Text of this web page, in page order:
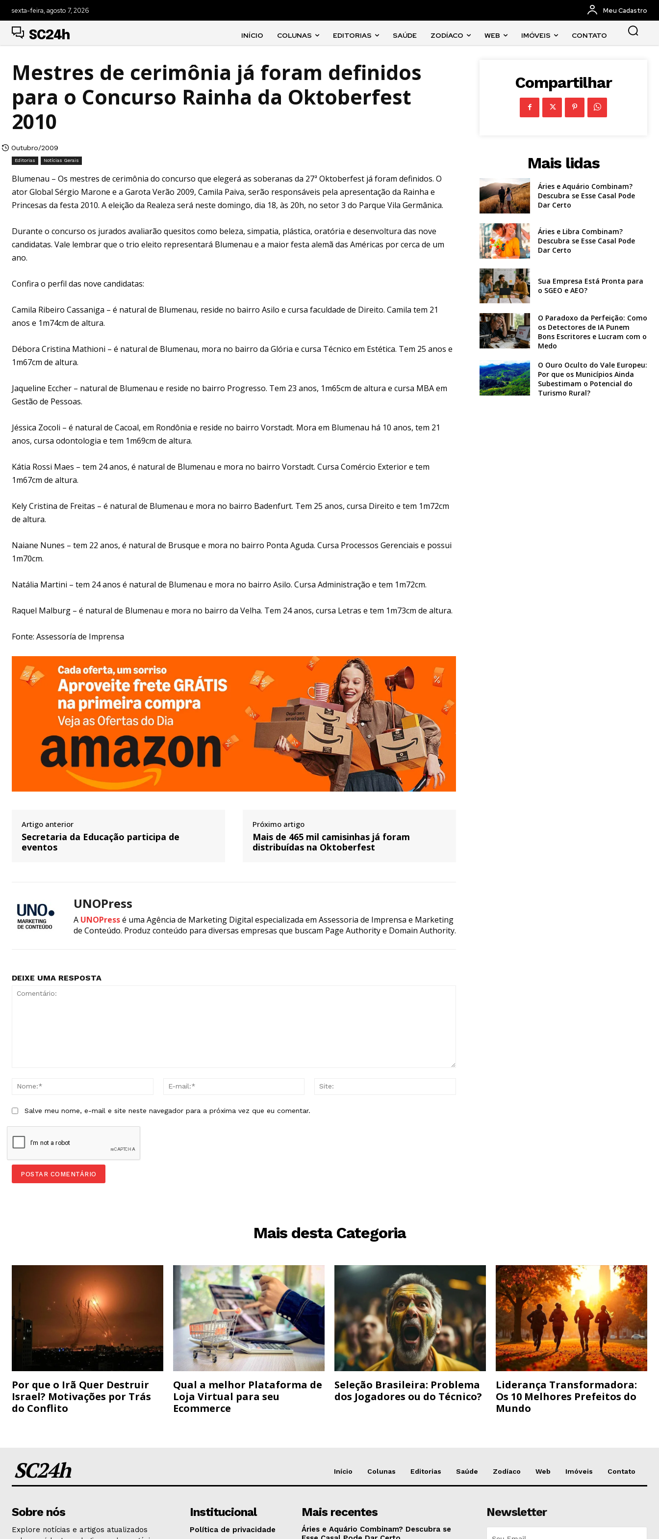
sexta-feira, agosto 7, 2026 Meu Cadastro
SC24h INÍCIO COLUNAS EDITORIAS SAÚDE ZODÍACO WEB IMÓVEIS CONTATO
Mestres de cerimônia já foram definidos
para o Concurso Rainha da Oktoberfest
2010
Outubro/2009
Editorias Notícias Gerais
Blumenau – Os mestres de cerimônia do concurso que elegerá as soberanas da 27ª Oktoberfest já foram definidos. O
ator Global Sérgio Marone e a Garota Verão 2009, Camila Paiva, serão responsáveis pela apresentação da Rainha e
Princesas da festa 2010. A eleição da Realeza será neste domingo, dia 18, às 20h, no setor 3 do Parque Vila Germânica.
Durante o concurso os jurados avaliarão quesitos como beleza, simpatia, plástica, oratória e desenvoltura das nove
candidatas. Vale lembrar que o trio eleito representará Blumenau e a maior festa alemã das Américas por cerca de um
ano.
Confira o perfil das nove candidatas:
Camila Ribeiro Cassaniga – é natural de Blumenau, reside no bairro Asilo e cursa faculdade de Direito. Camila tem 21
anos e 1m74cm de altura.
Débora Cristina Mathioni – é natural de Blumenau, mora no bairro da Glória e cursa Técnico em Estética. Tem 25 anos e
1m67cm de altura.
Jaqueline Eccher – natural de Blumenau e reside no bairro Progresso. Tem 23 anos, 1m65cm de altura e cursa MBA em
Gestão de Pessoas.
Jéssica Zocoli – é natural de Cacoal, em Rondônia e reside no bairro Vorstadt. Mora em Blumenau há 10 anos, tem 21
anos, cursa odontologia e tem 1m69cm de altura.
Kátia Rossi Maes – tem 24 anos, é natural de Blumenau e mora no bairro Vorstadt. Cursa Comércio Exterior e tem
1m67cm de altura.
Kely Cristina de Freitas – é natural de Blumenau e mora no bairro Badenfurt. Tem 25 anos, cursa Direito e tem 1m72cm
de altura.
Naiane Nunes – tem 22 anos, é natural de Brusque e mora no bairro Ponta Aguda. Cursa Processos Gerenciais e possui
1m70cm.
Natália Martini – tem 24 anos é natural de Blumenau e mora no bairro Asilo. Cursa Administração e tem 1m72cm.
Raquel Malburg – é natural de Blumenau e mora no bairro da Velha. Tem 24 anos, cursa Letras e tem 1m73cm de altura.
Fonte: Assessoría de Imprensa
Artigo anterior
Secretaria da Educação participa de
eventos
Próximo artigo
Mais de 465 mil camisinhas já foram
distribuídas na Oktoberfest
UNOPress
A UNOPressé uma Agência de Marketing Digital especializada em Assessoria de Imprensa e Marketing
de Conteúdo. Produz conteúdo para diversas empresas que buscam Page Authority e Domain Authority.
DEIXE UMA RESPOSTA
Nome:*
Salve meu nome, e-mail e site neste navegador para a próxima vez que eu comentar.
Compartilhar
Mais lidas
Áries e Aquário Combinam?
Descubra se Esse Casal Pode
Dar Certo
Áries e Libra Combinam?
Descubra se Esse Casal Pode
Dar Certo
Sua Empresa Está Pronta para
o SGEO e AEO?
O Paradoxo da Perfeição: Como
os Detectores de IA Punem
Bons Escritores e Lucram com o
Medo
O Ouro Oculto do Vale Europeu:
Por que os Municípios Ainda
Subestimam o Potencial do
Turismo Rural?
Mais desta Categoria
Por que o Irã Quer Destruir
Israel? Motivações por Trás
do Conflito
Qual a melhor Plataforma de
Loja Virtual para seu
Ecommerce
Seleção Brasileira: Problema
dos Jogadores ou do Técnico?
Liderança Transformadora:
Os 10 Melhores Prefeitos do
Mundo
SC24h Início Colunas Editorias Saúde Zodíaco Web Imóveis Contato
Sobre nós
Explore notícias e artigos atualizados
Institucional
Política de privacidade
Mais recentes
Áries e Aquário Combinam? Descubra se
Newsletter